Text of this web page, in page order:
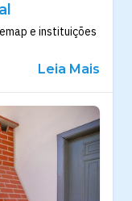
e instituições
Leia Mais